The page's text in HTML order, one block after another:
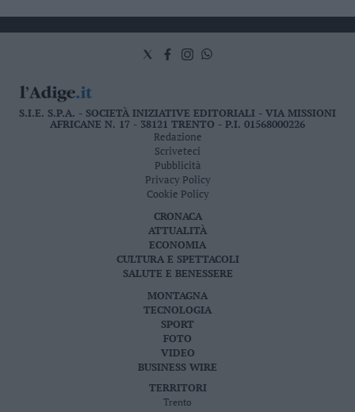
S.I.E. S.P.A. - SOCIETÀ INIZIATIVE EDITORIALI - VIA MISSIONI
AFRICANE N. 17 - 38121 TRENTO - P.I. 01568000226
Redazione
Scriveteci
Pubblicità
Privacy Policy
Cookie Policy
CRONACA
ATTUALITÀ
ECONOMIA
CULTURA E SPETTACOLI
SALUTE E BENESSERE
MONTAGNA
TECNOLOGIA
SPORT
FOTO
VIDEO
BUSINESS WIRE
TERRITORI
Trento